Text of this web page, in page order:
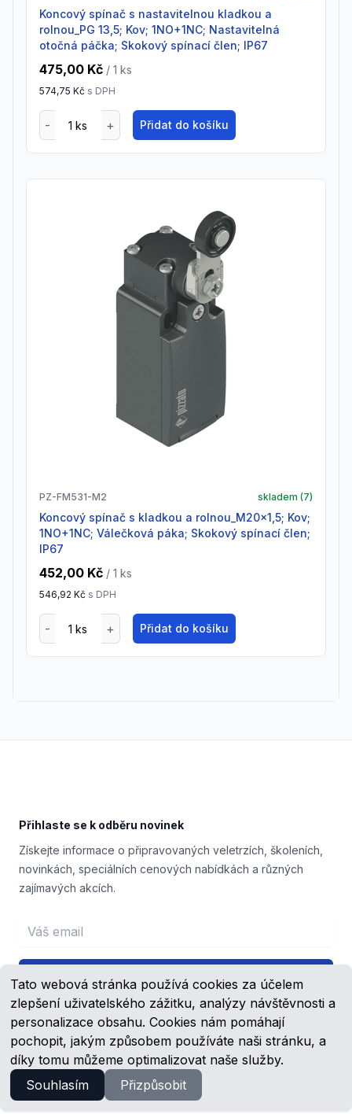
Tato webová stránka používá cookies za účelem
zlepšení uživatelského zážitku, analýzy návštěvnosti a
personalizace obsahu. Cookies nám pomáhají
pochopit, jakým způsobem používáte naši stránku, a
díky tomu můžeme optimalizovat naše služby.
Souhlasím
Přizpůsobit
Koncový spínač s nastavitelnou kladkou a
rolnou_PG 13,5; Kov; 1NO+1NC; Nastavitelná
otočná páčka; Skokový spínací člen; IP67
475,00 Kč / 1 ks
574,75 Kč s DPH
Přidat do košíku
PZ-FM531-M2 skladem (7)
Koncový spínač s kladkou a rolnou_M20x1,5; Kov;
1NO+1NC; Válečková páka; Skokový spínací člen;
IP67
452,00 Kč / 1 ks
546,92 Kč s DPH
Přidat do košíku
Přihlaste se k odběru novinek
Získejte informace o připravovaných veletrzích, školeních,
novinkách, speciálních cenových nabídkách a různých
zajímavých akcích.
Email address
Přihlášení
FacebookYouTube
© 2023 -2026Schmachtl.cz, s.r.o.